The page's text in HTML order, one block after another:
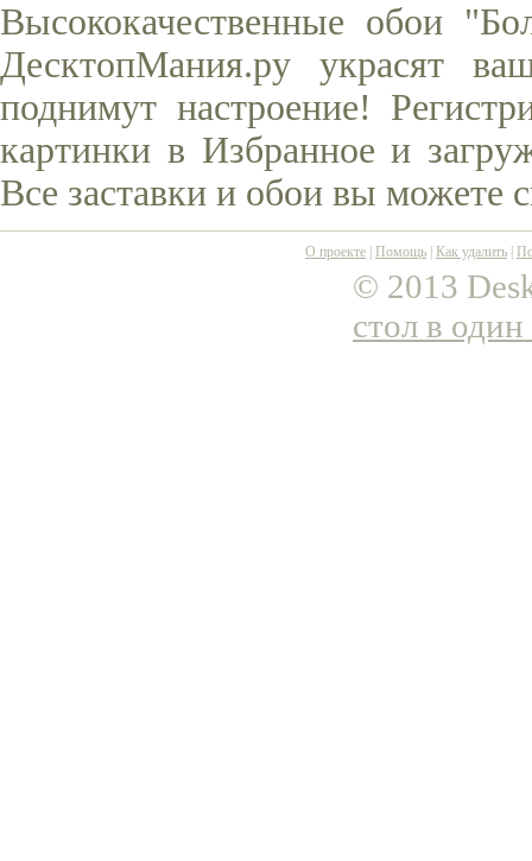
Высококачественные обои
ДесктопМания.ру украсят
поднимут настроение!
картинки в Избранное и
Все заставки и обои вы можете
О проекте Помощь Как удалить
© 2013
стол в